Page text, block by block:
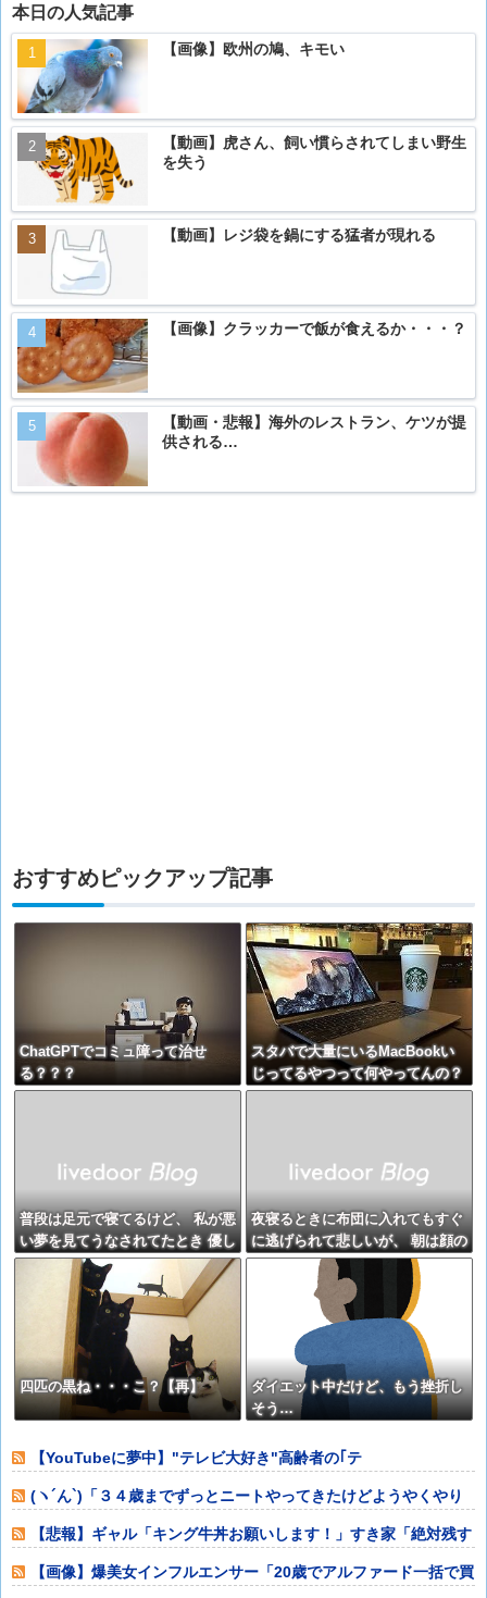
本日の人気記事
【画像】欧州の鳩、キモい
【動画】虎さん、飼い慣らされてしまい野生
を失う
【動画】レジ袋を鍋にする猛者が現れる
【画像】クラッカーで飯が食えるか・・・？
【動画・悲報】海外のレストラン、ケツが提
供される…
おすすめピックアップ記事
ChatGPTでコミュ障って治せ
る？？？
スタバで大量にいるMacBookい
じってるやつって何やってんの？
普段は足元で寝てるけど、 私が悪
い夢を見てうなされてたとき 優し
くちゅーして起こしてくれた。
夜寝るときに布団に入れてもすぐ
に逃げられて悲しいが、 朝は顔の
上に腹を乗せたり、肉球で頚動脈
を押さえたり・・・【再】
四匹の黒ね・・・こ？【再】
ダイエット中だけど、もう挫折し
そう…
【YouTubeに夢中】"テレビ大好き"高齢者の｢テ
(ヽ´ん`)「３４歳までずっとニートやってきたけどようやくやり
たいことが
【悲報】ギャル「キング牛丼お願いします！」すき家「絶対残す
から無理です」
【画像】爆美女インフルエンサー「20歳でアルファード一括で買